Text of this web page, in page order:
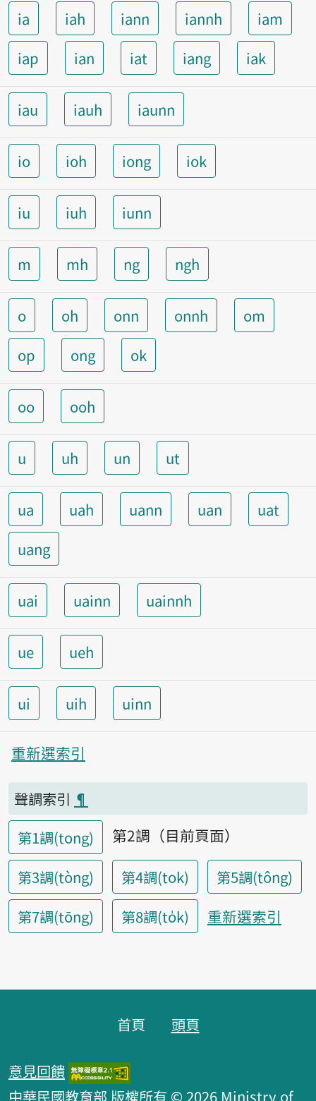
ia iah iann iannh
iam
iap
ian iat iang iak
iau iauh iaunn
io ioh iong iok
iu iuh iunn
m mh ng ngh
o oh onn onnh
om
op
ong ok
oo ooh
u uh un ut
ua uah uann uan
uat
uang
uai uainn uainnh
ue ueh
ui uih uinn
重新選索引
聲調索引 ¶
第1調(tong)
第2調（目前頁面）
第3調(tòng)
第4調(tok)
第5調(tông)
第7調(tōng)
第8調(to̍k) 重新選索引
首頁 頭頁
意見回饋
中華民國教育部 版權所有 © 2026 Ministry of